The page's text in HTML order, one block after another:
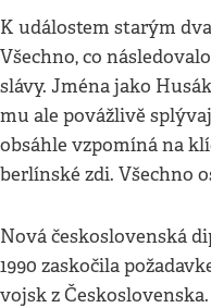
K událostem starým
Všechno, co
slávy. Jména jako
mu ale povážlivě
obsáhle vzpomíná na
berlínské zdi. Všechno
Nová československá
1990 zaskočila
vojsk z